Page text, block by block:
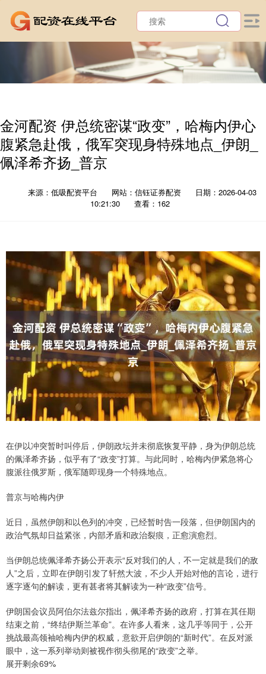
金河配资 伊总统密谋“政变”，哈梅内伊心
腹紧急赴俄，俄军突现身特殊地点_伊朗_
佩泽希齐扬_普京
来源：低吸配资平台 网站：信钰证券配资
日期：2026-04-03
10:21:30
查看：162
在伊以冲突暂时叫停后，伊朗政坛并未彻底恢复平静，身为伊朗总统
的佩泽希齐扬，似乎有了“政变”打算。与此同时，哈梅内伊紧急将心
腹派往俄罗斯，俄军随即现身一个特殊地点。
普京与哈梅内伊
近日，虽然伊朗和以色列的冲突，已经暂时告一段落，但伊朗国内的
政治气氛却日益紧张，内部矛盾和政治裂痕，正愈演愈烈。
当伊朗总统佩泽希齐扬公开表示“反对我们的人，不一定就是我们的敌
人”之后，立即在伊朗引发了轩然大波，不少人开始对他的言论，进行
逐字逐句的解读，更有甚者将其解读为一种“政变”信号。
伊朗国会议员阿伯尔法兹尔指出，佩泽希齐扬的政府，打算在其任期
结束之前，“终结伊斯兰革命”。在许多人看来，这几乎等同于，公开
挑战最高领袖哈梅内伊的权威，意欲开启伊朗的“新时代”。在反对派
眼中，这一系列举动则被视作彻头彻尾的“政变”之举。
展开剩余69%